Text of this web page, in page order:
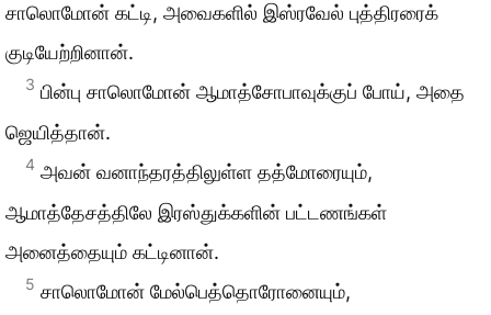
சாலொமோன் கட்டி, அவைகளில் இஸ்ரவேல் புத்திரரைக்
குடியேற்றினான்.
3 பின்பு சாலொமோன் ஆமாத்சோபாவுக்குப் போய், அதை
ஜெயித்தான்.
4 அவன் வனாந்தரத்திலுள்ள தத்மோரையும்,
ஆமாத்தேசத்திலே இரஸ்துக்களின் பட்டணங்கள்
அனைத்தையும் கட்டினான்.
5 சாலொமோன் மேல்பெத்தொரோனையும்,